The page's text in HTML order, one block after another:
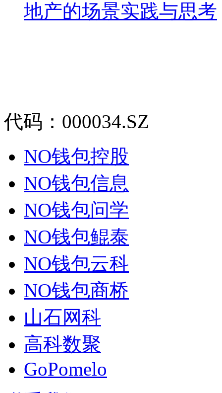
地产的场景实践与思考
代码：000034.SZ
NO钱包控股
NO钱包信息
NO钱包问学
NO钱包鲲泰
NO钱包云科
NO钱包商桥
山石网科
高科数聚
GoPomelo